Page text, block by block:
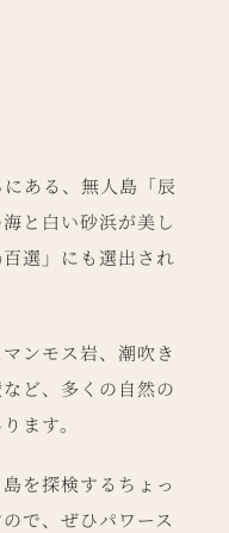
ある、無人島「辰
と白い砂浜が美し
選」にも選出され
ンモス岩、潮吹き
ど、多くの自然の
ます。
を探検するちょっ
で、ぜひパワース